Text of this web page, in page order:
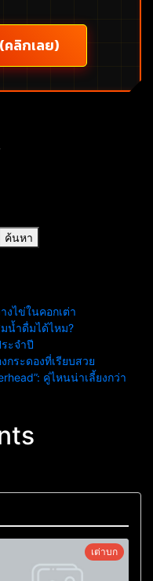
คลิกเลย)
ค้นหา
งไข่ในคอกเต่า
น้ำดื่มได้ไหม?
ะจำปี
ระดองที่เรียบสวย
คู่ไหนน่าเลี้ยงกว่า
เต่าบก